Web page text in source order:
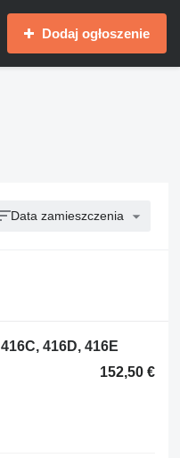
Dodaj ogłoszenie
Data zamieszczenia
416D, 416E
152,50 €